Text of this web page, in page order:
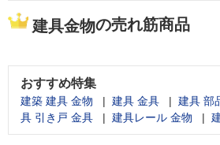
建具金物の売れ筋商品
おすすめ特集
建築 建具 金物 建具 金具 建具 部
具 引き戸 金具
建具レール 金物